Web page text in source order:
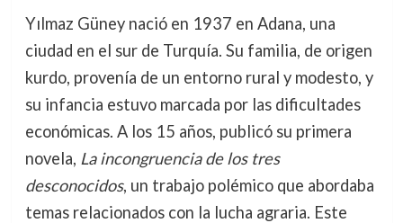
Yılmaz Güney nació en 1937 en Adana, una
ciudad en el sur de Turquía. Su familia, de origen
kurdo, provenía de un entorno rural y modesto, y
su infancia estuvo marcada por las dificultades
económicas. A los 15 años, publicó su primera
novela, La incongruencia de los tres
desconocidos, un trabajo polémico que abordaba
temas relacionados con la lucha agraria. Este